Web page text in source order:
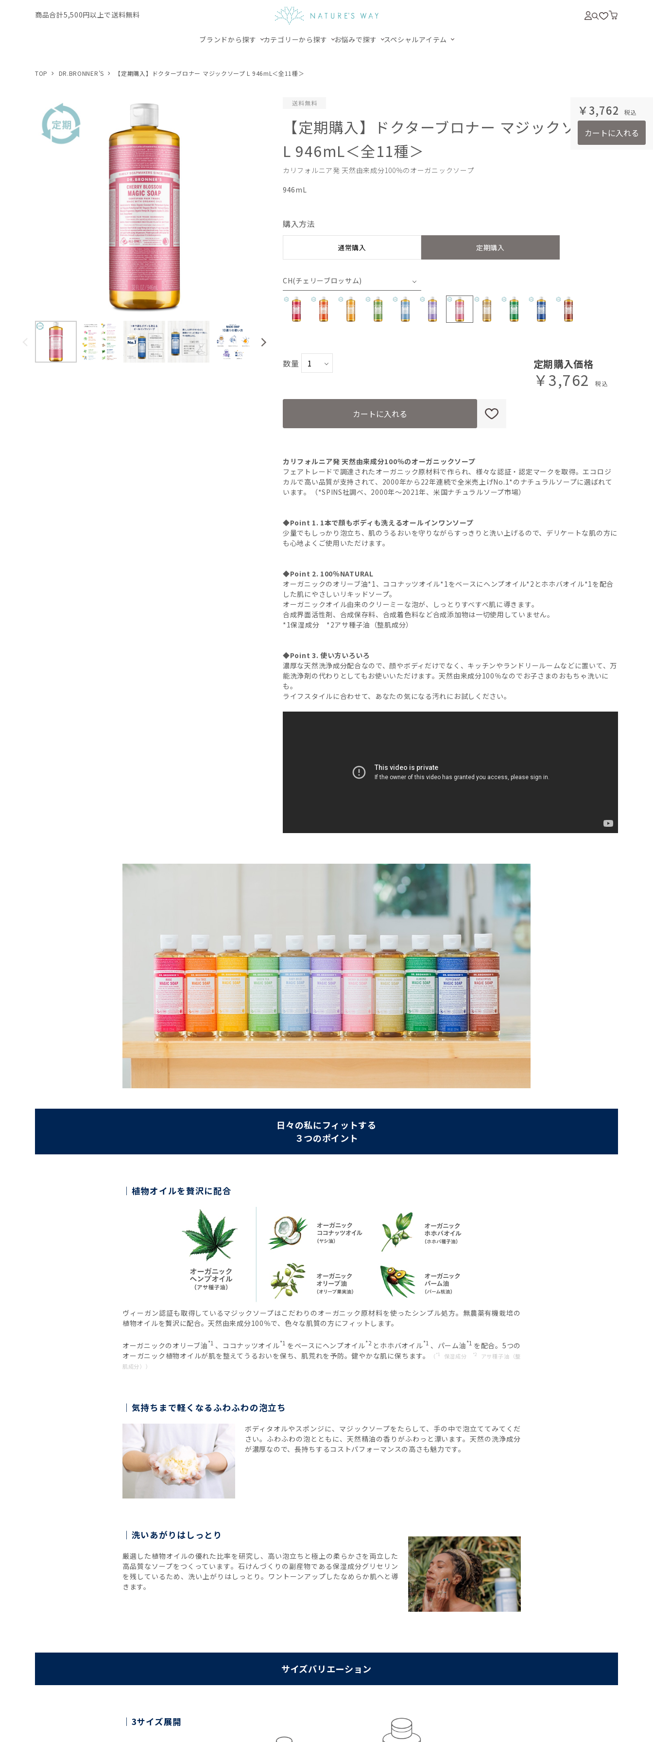
商品合計5,500円以上で送料無料
ブランドから探す カテゴリーから探す お悩みで探す スペシャルアイテム
TOP DR.BRONNER’S 【定期購入】ドクターブロナー マジックソープ L 946mL＜全11種＞
【定期購入】ドクターブロナー マジックソープ
L 946mL＜全11種＞
カリフォルニア発 天然由来成分100％のオーガニックソープ
購入方法
通常購入 定期購入
数量 定期購入価格
￥3,762
946mL
RO(ローズ)
CI(シトラスオレンジ)
BA(ベビーマイルド)無香料
CH(チェリーブロッサム)
SA(サンダルウッドジャスミン)
AL(アーモンド)
PE(ペパーミント)
EU(ユーカリ)
CH(チェリーブロッサム)
カートに入れる
カリフォルニア発 天然由来成分100％のオーガニックソープ
フェアトレードで調達されたオーガニック原材料で作られ、様々な認証・認定マークを取得。エコロジ
カルで高い品質が支持されて、2000年から22年連続で全米売上げNo.1*のナチュラルソープに選ばれて
います。（*SPINS社調べ、2000年～2021年、米国ナチュラルソープ市場）
◆Point 1. 1本で顔もボディも洗えるオールインワンソープ
少量でもしっかり泡立ち、肌のうるおいを守りながらすっきりと洗い上げるので、デリケートな肌の方に
も心地よくご使用いただけます。
◆Point 2. 100％NATURAL
オーガニックのオリーブ油*1、ココナッツオイル*1をベースにヘンプオイル*2とホホバオイル*1を配合
した肌にやさしいリキッドソープ。
オーガニックオイル由来のクリーミーな泡が、しっとりすべすべ肌に導きます。
合成界面活性剤、合成保存料、合成着色料など合成添加物は一切使用していません。
*1保湿成分 *2アサ種子油（整肌成分）
◆Point 3. 使い方いろいろ
濃厚な天然洗浄成分配合なので、顔やボディだけでなく、キッチンやランドリールームなどに置いて、万
能洗浄剤の代わりとしてもお使いいただけます。天然由来成分100％なのでお子さまのおもちゃ洗いに
も。
ライフスタイルに合わせて、あなたの気になる汚れにお試しください。
日々の私にフィットする
３つのポイント
植物オイルを贅沢に配合
ヴィーガン認証も取得しているマジックソープはこだわりのオーガニック原材料を使ったシンプル処方。無農薬有機栽培の
植物オイルを贅沢に配合。天然由来成分100％で、色々な肌質の方にフィットします。
オーガニックのオリーブ油*1 、ココナッツオイル*1 をベースにヘンプオイル*2 とホホバオイル*1 、パーム油*1 を配合。5つの
オーガニック植物オイルが肌を整えてうるおいを保ち、肌荒れを予防。健やかな肌に保ちます。
（ *1 保湿成分 *2
アサ種子油（整
肌成分））
気持ちまで軽くなるふわふわの泡立ち
ボディタオルやスポンジに、マジックソープをたらして、手の中で泡立ててみてくだ
さい。ふわふわの泡とともに、天然精油の香りがふわっと漂います。天然の洗浄成分
が濃厚なので、長持ちするコストパフォーマンスの高さも魅力です。
洗いあがりはしっとり
厳選した植物オイルの優れた比率を研究し、高い泡立ちと極上の柔らかさを両立した
高品質なソープをつくっています。石けんづくりの副産物である保湿成分グリセリン
を残しているため、洗い上がりはしっとり。ワントーンアップしたなめらか肌へと導
きます。
サイズバリエーション
3サイズ展開
￥3,762
カートに入れる